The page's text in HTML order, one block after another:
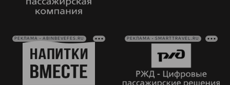
РЕКЛАМА • ABINBEVEFES.RU РЕКЛАМА • SMARTTRAVEL.RU